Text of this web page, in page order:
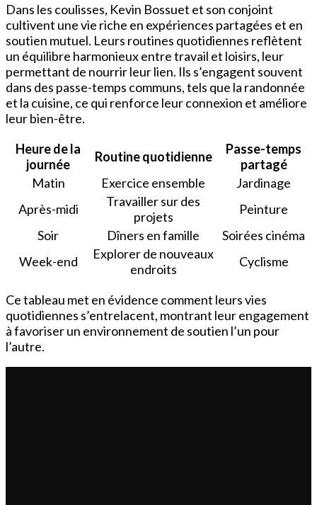
Dans les coulisses, Kevin Bossuet et son conjoint
cultivent une vie riche en expériences partagées et en
soutien mutuel. Leurs routines quotidiennes reflètent
un équilibre harmonieux entre travail et loisirs, leur
permettant de nourrir leur lien. Ils s’engagent souvent
dans des passe-temps communs, tels que la randonnée
et la cuisine, ce qui renforce leur connexion et améliore
leur bien-être.
Heure de la
journée
Routine quotidienne
Passe-temps
partagé
Matin
Exercice ensemble
Jardinage
Après-midi
Travailler sur des
projets
Peinture
Soir
Dîners en famille
Soirées cinéma
Week-end
Explorer de nouveaux
endroits
Cyclisme
Ce tableau met en évidence comment leurs vies
quotidiennes s’entrelacent, montrant leur engagement
à favoriser un environnement de soutien l’un pour
l’autre.